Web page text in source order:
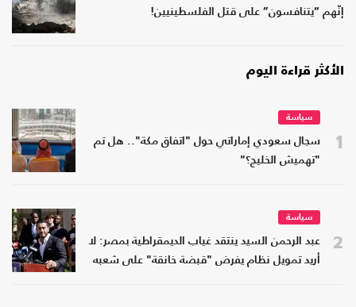
إنّهم “يتنافسون” على قتل الفلسطينيين!
الأكثر قراءة اليوم
1
سياسة
سجال سعودي إماراتي حول "اتفاق مكة".. هل تم
"تهميش الخليج؟"
2
سياسة
عبد الرحمن السيد ينتقد غياب الديمقراطية بمصر: لا
أريد تمويل نظام يفرض "قبضة خانقة" على شعبه